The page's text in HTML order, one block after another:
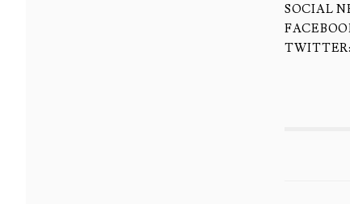
SOCIAL
TWITTER: